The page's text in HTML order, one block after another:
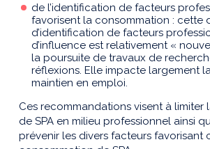
de l’identification de facteurs
favorisent la consommation : cette
d’identification de facteurs
d’influence est relativement «
la poursuite de travaux de
réflexions. Elle impacte largement
maintien en emploi.
Ces recommandations visent à limiter
de SPA en milieu professionnel ainsi
prévenir les divers facteurs favorisant